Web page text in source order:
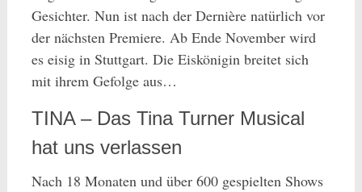
Gesichter. Nun ist nach der Dernière natürlich vor
der nächsten Premiere. Ab Ende November wird
es eisig in Stuttgart. Die Eiskönigin breitet sich
mit ihrem Gefolge aus…
TINA – Das Tina Turner Musical
hat uns verlassen
Nach 18 Monaten und über 600 gespielten Shows